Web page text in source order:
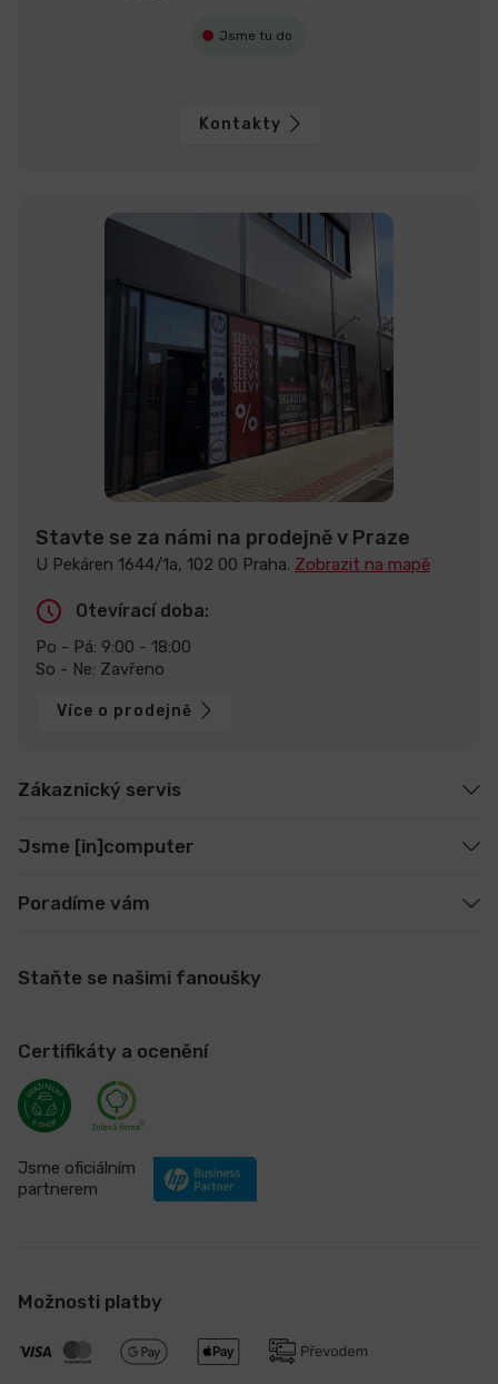
Jsme tu do
Kontakty
Stavte se za námi na prodejně v Praze
U Pekáren 1644/1a, 102 00 Praha. Zobrazit na mapě
Otevírací doba:
Po - Pá: 9:00 - 18:00
So - Ne: Zavřeno
Více o prodejně
Zákaznický servis
Jsme [in]computer
Poradíme vám
Staňte se našimi fanoušky
Certifikáty a ocenění
Jsme oficiálním
partnerem
Možnosti platby